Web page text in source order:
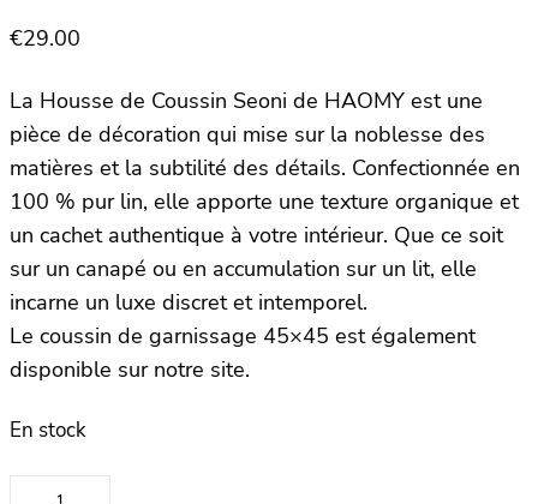
€29.00
La Housse de Coussin Seoni de HAOMY est une
pièce de décoration qui mise sur la noblesse des
matières et la subtilité des détails. Confectionnée en
100 % pur lin, elle apporte une texture organique et
un cachet authentique à votre intérieur. Que ce soit
sur un canapé ou en accumulation sur un lit, elle
incarne un luxe discret et intemporel.
Le coussin de garnissage 45×45 est également
disponible sur notre site.
En stock
quantité